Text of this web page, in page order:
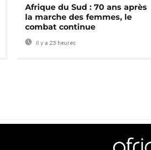
Afrique du Sud : 70 ans après
la marche des femmes, le
combat continue
Il y a 23 heures